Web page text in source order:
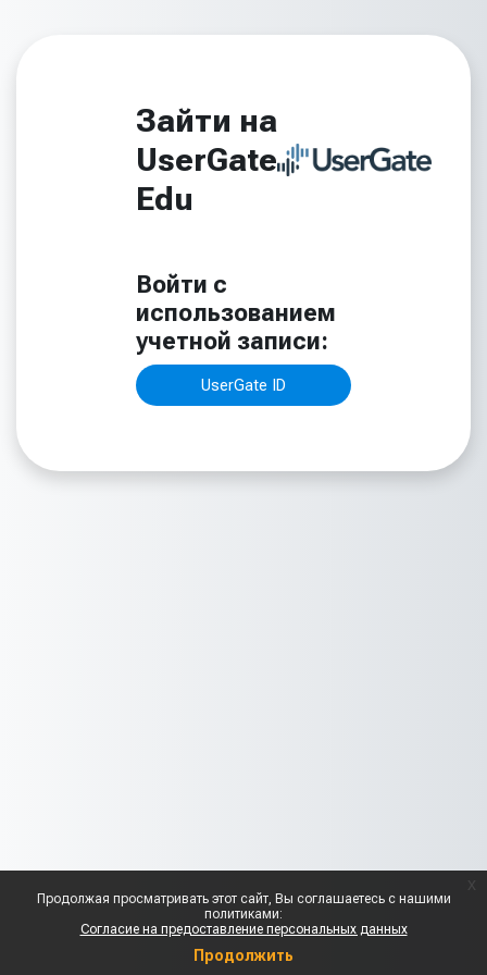
Зайти на
UserGate
Edu
Войти с
использованием
учетной записи:
UserGate ID
Продолжая просматривать этот сайт, Вы соглашаетесь с нашими
политиками:
Согласие на предоставление персональных данных
Продолжить
x